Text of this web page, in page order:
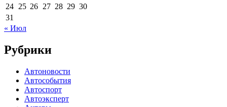
24 25 26 27 28 29 30
31
« Июл
Рубрики
Автоновости
Автособытия
Автоспорт
Автоэксперт